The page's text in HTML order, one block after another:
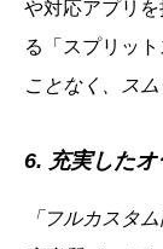
や対応アプリ
る「スプリッ
ことなく、ス
6. 充実した
「フルカスタ